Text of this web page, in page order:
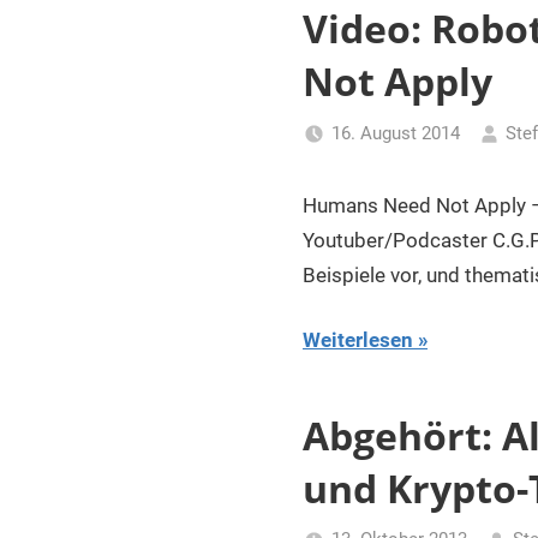
Video:
Not Apply
16. August 2014
Humans Need Not Apply
Youtuber/Podcaster
Beispiele vor, und
Weiterlesen
Abgehört:
und